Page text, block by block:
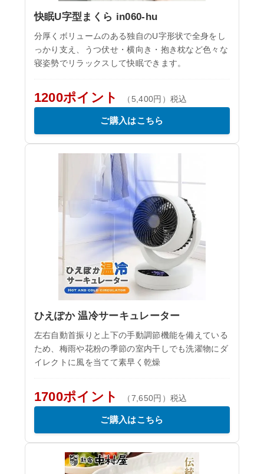
快眠U字型まくら in060-hu
分厚くボリュームのある独自のU字形状で全身をし
っかり支え、うつ伏せ・横向き・抱き枕など色々な
寝姿勢でリラックスして快眠できます。
1200ポイント （5,400円）税込
ご購入はこちら
ひえぽか 温冷サーキュレーター
左右自動首振りと上下の手動調節機能を備えている
ため、梅雨や花粉の季節の室内干しでも洗濯物にダ
イレクトに風を当てて素早く乾燥
1700ポイント （7,650円）税込
ご購入はこちら